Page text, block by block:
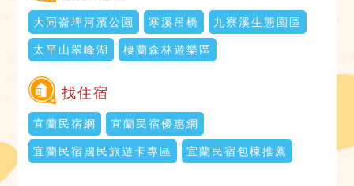
大同崙埤河濱公園 寒溪吊橋 九寮溪生態園區
太平山翠峰湖 棲蘭森林遊樂區
找住宿
宜蘭民宿網 宜蘭民宿優惠網
宜蘭民宿國民旅遊卡專區 宜蘭民宿包棟推薦